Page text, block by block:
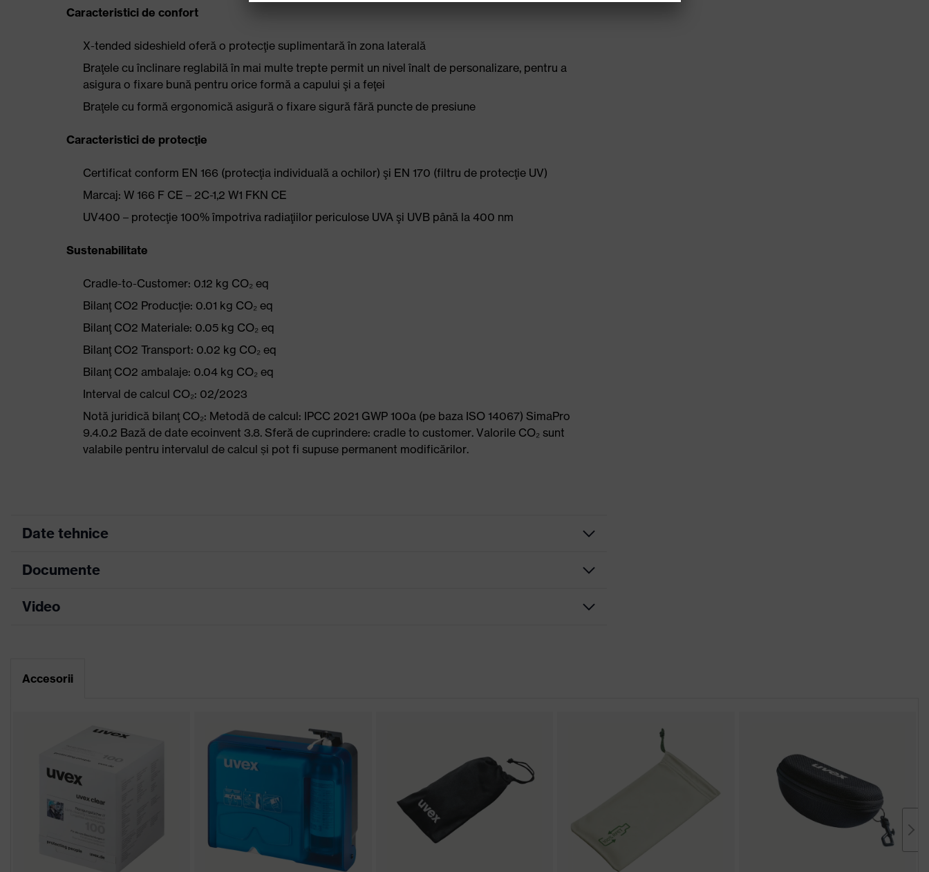
Caracteristici de confort
X-tended sideshield oferă o protecţie suplimentară în zona laterală
Braţele cu înclinare reglabilă în mai multe trepte permit un nivel înalt de personalizare, pentru a
asigura o fixare bună pentru orice formă a capului şi a feţei
Braţele cu formă ergonomică asigură o fixare sigură fără puncte de presiune
Caracteristici de protecţie
Certificat conform EN 166 (protecţia individuală a ochilor) şi EN 170 (filtru de protecţie UV)
Marcaj: W 166 F CE – 2C-1,2 W1 FKN CE
UV400 – protecţie 100% împotriva radiaţiilor periculose UVA şi UVB până la 400 nm
Sustenabilitate
Cradle-to-Customer: 0.12 kg CO₂ eq
Bilanţ CO2 Producţie: 0.01 kg CO₂ eq
Bilanţ CO2 Materiale: 0.05 kg CO₂ eq
Bilanţ CO2 Transport: 0.02 kg CO₂ eq
Bilanţ CO2 ambalaje: 0.04 kg CO₂ eq
Interval de calcul CO₂: 02/2023
Notă juridică bilanţ CO₂: Metodă de calcul: IPCC 2021 GWP 100a (pe baza ISO 14067) SimaPro
9.4.0.2 Bază de date ecoinvent 3.8. Sferă de cuprindere: cradle to customer. Valorile CO₂ sunt
valabile pentru intervalul de calcul și pot fi supuse permanent modificărilor.
Date tehnice
Culoare marketing
la exterior extrem de rezistent la zgârieturi, la interior fără acoperire, rezistent la
acţiunea substanţelor chimice
Caracteristici nuanţare
panou
fără caracteristici speciale
Adecvat pentru mediul
de lucru
uscat, Grad moderat de poluare, Umiditate medie a aerului, curat
Documente
Video
Accesorii